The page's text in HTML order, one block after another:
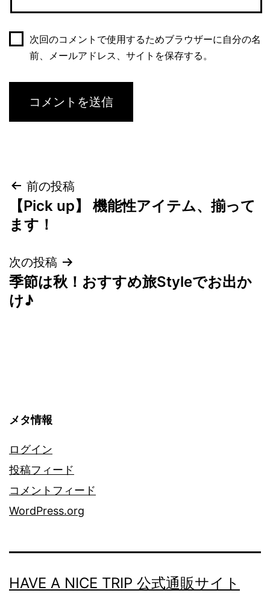
次回のコメントで使用するためブラウザーに自分の名
前、メールアドレス、サイトを保存する。
投
稿
ビ
ゲ
ン
前の投稿
【Pick up】 機能性アイテム、揃って
ます！
次の投稿
季節は秋！おすすめ旅Styleでお出か
け♪
メタ情報
ログイン
投稿フィード
コメントフィード
WordPress.org
HAVE A NICE TRIP 公式通販サイト